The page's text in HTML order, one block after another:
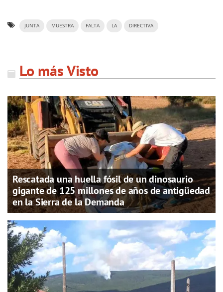
JUNTA MUESTRA FALTA LA DIRECTIVA
Lo más Visto
Rescatada una huella fósil de un dinosaurio
gigante de 125 millones de años de antigüedad
en la Sierra de la Demanda